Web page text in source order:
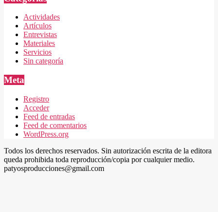
Actividades
Artículos
Entrevistas
Materiales
Servicios
Sin categoría
Meta
Registro
Acceder
Feed de entradas
Feed de comentarios
WordPress.org
Todos los derechos reservados. Sin autorización escrita de la editora
queda prohibida toda reproducción/copia por cualquier medio.
patyosproducciones@gmail.com